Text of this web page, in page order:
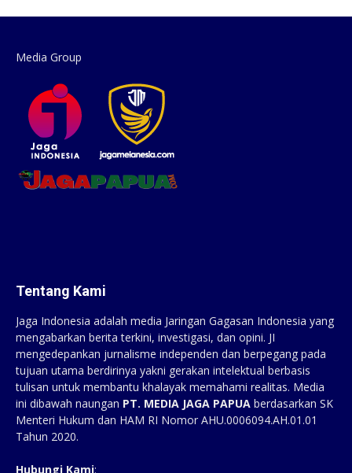
Media Group
Tentang Kami
Jaga Indonesia adalah media Jaringan Gagasan Indonesia yang
mengabarkan berita terkini, investigasi, dan opini. JI
mengedepankan jurnalisme independen dan berpegang pada
tujuan utama berdirinya yakni gerakan intelektual berbasis
tulisan untuk membantu khalayak memahami realitas. Media
ini dibawah naungan PT. MEDIA JAGA PAPUA berdasarkan SK
Menteri Hukum dan HAM RI Nomor AHU.0006094.AH.01.01
Tahun 2020.
Hubungi Kami: